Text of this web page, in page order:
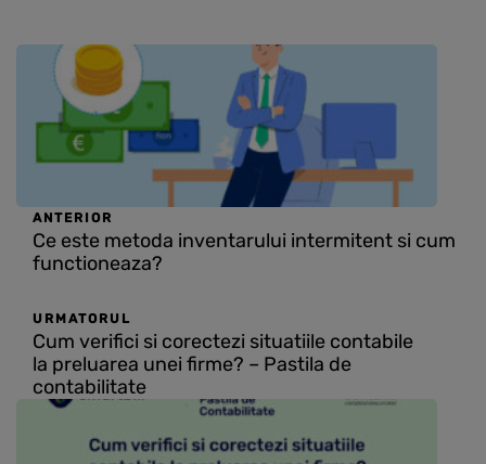
ANTERIOR
Ce este metoda inventarului intermitent si cum
functioneaza?
URMATORUL
Cum verifici si corectezi situatiile contabile
la preluarea unei firme? – Pastila de
contabilitate